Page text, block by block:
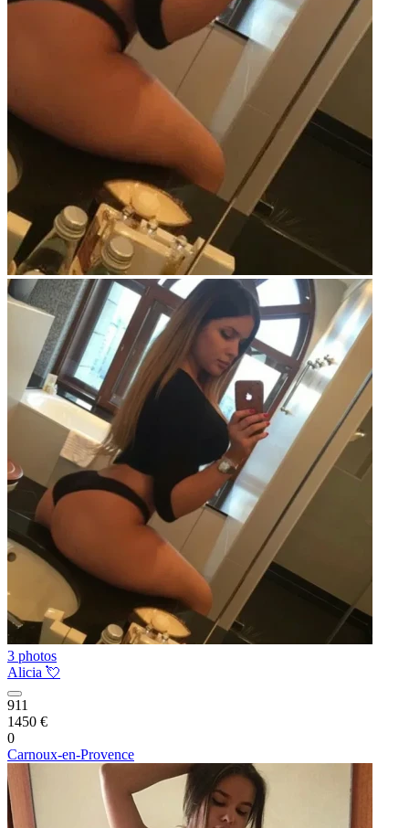
3 photos
Alicia 💘
911
1450 €
0
Carnoux-en-Provence